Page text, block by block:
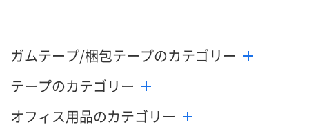
ガムテープ/梱包テープのカテゴリー
テープのカテゴリー
オフィス用品のカテゴリー